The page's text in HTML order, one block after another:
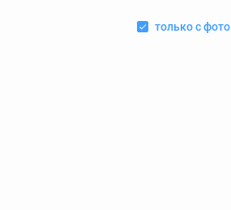
только с фото